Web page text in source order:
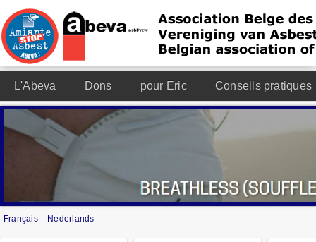
L'Abeva Dons pour Eric Conseils pratiques
Français Nederlands